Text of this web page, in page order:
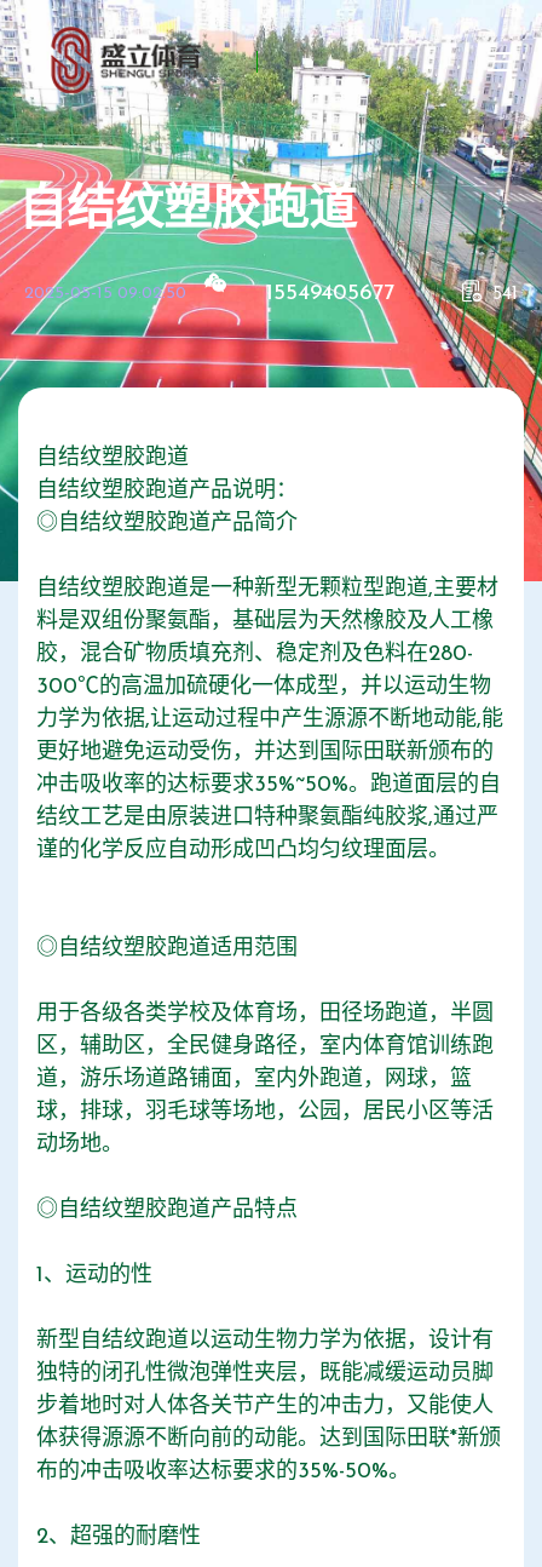
自结纹塑胶跑道
2025-05-15 09:02:50 15549405677 541
自结纹塑胶跑道
自结纹塑胶跑道产品说明：
◎自结纹塑胶跑道产品简介
自结纹塑胶跑道是一种新型无颗粒型跑道,主要材
料是双组份聚氨酯，基础层为天然橡胶及人工橡
胶，混合矿物质填充剂、稳定剂及色料在280-
300℃的高温加硫硬化一体成型，并以运动生物
力学为依据,让运动过程中产生源源不断地动能,能
更好地避免运动受伤，并达到国际田联新颁布的
冲击吸收率的达标要求35%~50%。跑道面层的自
结纹工艺是由原装进口特种聚氨酯纯胶浆,通过严
谨的化学反应自动形成凹凸均匀纹理面层。
◎自结纹塑胶跑道适用范围
用于各级各类学校及体育场，田径场跑道，半圆
区，辅助区，全民健身路径，室内体育馆训练跑
道，游乐场道路铺面，室内外跑道，网球，篮
球，排球，羽毛球等场地，公园，居民小区等活
动场地。
◎自结纹塑胶跑道产品特点
1、运动的性
新型自结纹跑道以运动生物力学为依据，设计有
独特的闭孔性微泡弹性夹层，既能减缓运动员脚
步着地时对人体各关节产生的冲击力，又能使人
体获得源源不断向前的动能。达到国际田联*新颁
布的冲击吸收率达标要求的35%-50%。
2、超强的耐磨性